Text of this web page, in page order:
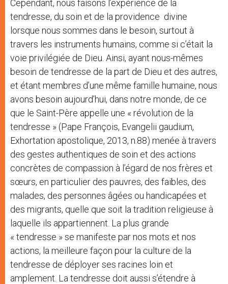
Cependant, nous faisons l’expérience de la
tendresse, du soin et de la providence divine
lorsque nous sommes dans le besoin, surtout à
travers les instruments humains, comme si c’était la
voie privilégiée de Dieu. Ainsi, ayant nous-mêmes
besoin de tendresse de la part de Dieu et des autres,
et étant membres d’une même famille humaine, nous
avons besoin aujourd’hui, dans notre monde, de ce
que le Saint-Père appelle une « révolution de la
tendresse » (Pape François, Evangelii gaudium,
Exhortation apostolique, 2013, n.88) menée à travers
des gestes authentiques de soin et des actions
concrètes de compassion à l’égard de nos frères et
sœurs, en particulier des pauvres, des faibles, des
malades, des personnes âgées ou handicapées et
des migrants, quelle que soit la tradition religieuse à
laquelle ils appartiennent. La plus grande
« tendresse » se manifeste par nos mots et nos
actions, la meilleure façon pour la culture de la
tendresse de déployer ses racines loin et
amplement. La tendresse doit aussi s’étendre à